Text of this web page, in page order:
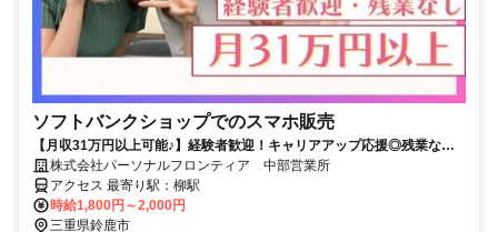
ソフトバンクショップでのスマホ販売
【月収31万円以上可能♪】経験者歓迎！キャリアアップ応援◎残業なし&
フルタイム！即日ok★
株式会社パーソナルフロンティア 中部営業所
アクセス 最寄り駅：柳駅
時給1,800円～2,000円
三重県鈴鹿市